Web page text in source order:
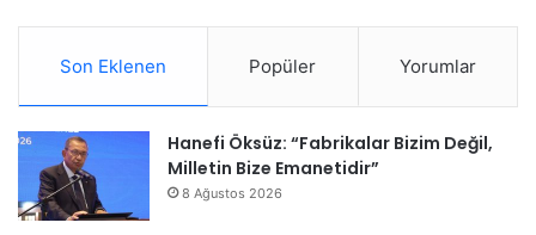
Son Eklenen Popüler Yorumlar
Hanefi Öksüz: “Fabrikalar Bizim Değil,
Milletin Bize Emanetidir”
8 Ağustos 2026